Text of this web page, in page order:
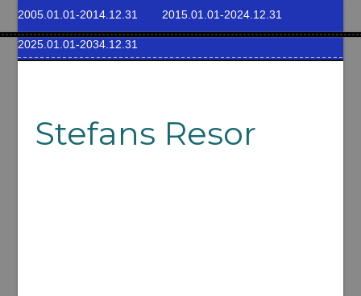
2005.01.01-2014.12.31 2015.01.01-2024.12.31
2025.01.01-2034.12.31
Stefans Resor